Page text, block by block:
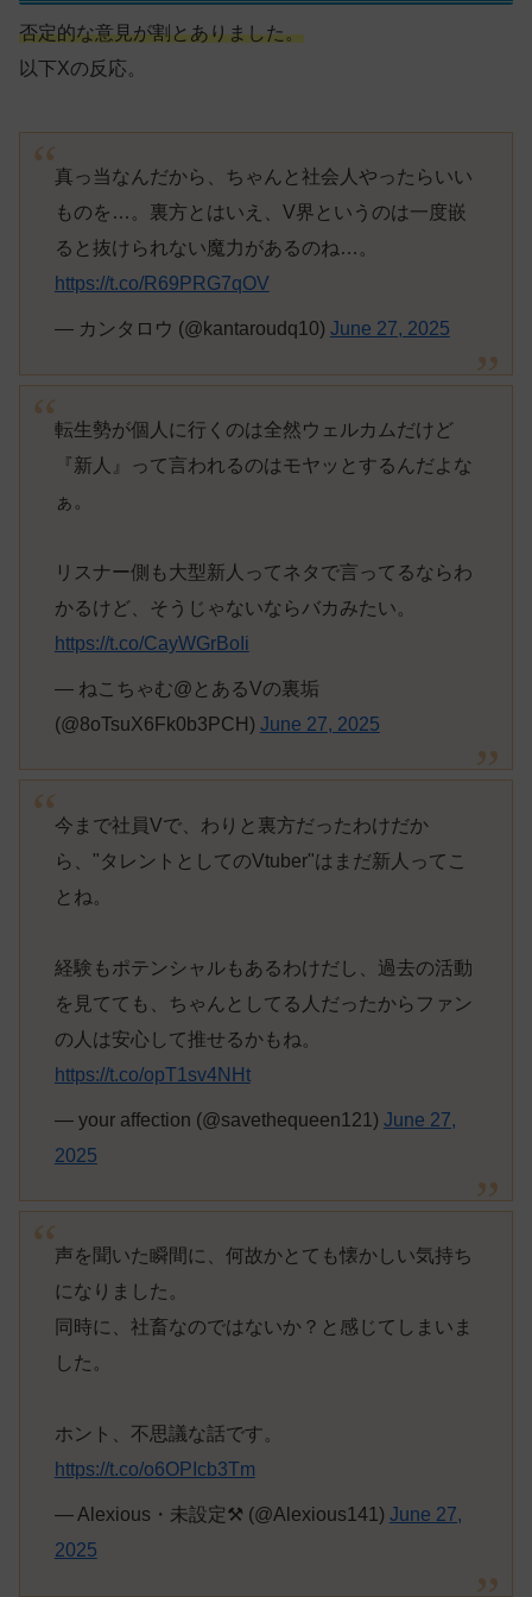
否定的な意見が割とありました。
以下Xの反応。
真っ当なんだから、ちゃんと社会人やったらいい
ものを…。裏方とはいえ、V界というのは一度嵌
ると抜けられない魔力があるのね…。
https://t.co/R69PRG7qOV
— カンタロウ (@kantaroudq10) June 27, 2025
転生勢が個人に行くのは全然ウェルカムだけど
『新人』って言われるのはモヤッとするんだよな
ぁ。
リスナー側も大型新人ってネタで言ってるならわ
かるけど、そうじゃないならバカみたい。
https://t.co/CayWGrBoIi
— ねこちゃむ@とあるVの裏垢
(@8oTsuX6Fk0b3PCH) June 27, 2025
今まで社員Vで、わりと裏方だったわけだか
ら、"タレントとしてのVtuber"はまだ新人ってこ
とね。
経験もポテンシャルもあるわけだし、過去の活動
を見てても、ちゃんとしてる人だったからファン
の人は安心して推せるかもね。
https://t.co/opT1sv4NHt
— your affection (@savethequeen121) June 27,
2025
声を聞いた瞬間に、何故かとても懐かしい気持ち
になりました。
同時に、社畜なのではないか？と感じてしまいま
した。
ホント、不思議な話です。
https://t.co/o6OPIcb3Tm
— Alexious・未設定⚒️ (@Alexious141) June 27,
2025